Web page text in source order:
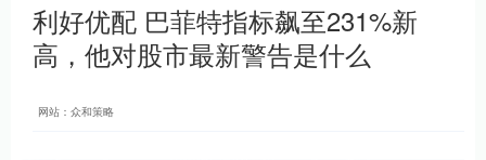
利好优配 巴菲特指标飙至231%新
高，他对股市最新警告是什么
网站：众和策略